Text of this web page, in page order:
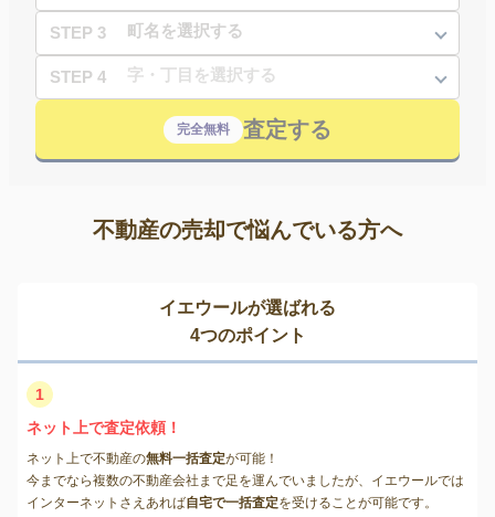
STEP 3
STEP 4
完全無料 査定する
不動産の売却で悩んでいる方へ
イエウールが選ばれる
4つのポイント
1
ネット上で査定依頼！
ネット上で不動産の無料一括査定が可能！
今までなら複数の不動産会社まで足を運んでいましたが、イエウールでは
インターネットさえあれば自宅で一括査定を受けることが可能です。